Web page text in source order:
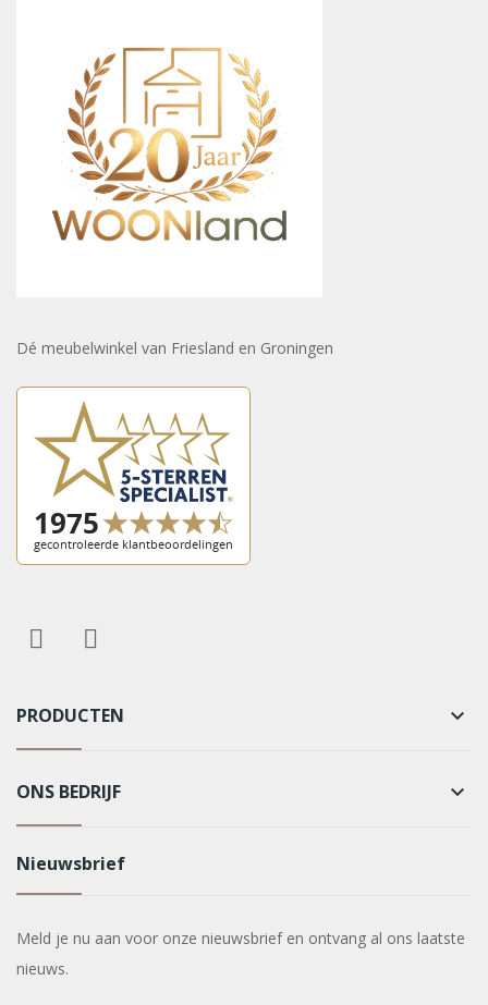
Dé meubelwinkel van Friesland en Groningen
PRODUCTEN keyboard_arrow_down
ONS BEDRIJF keyboard_arrow_down
Nieuwsbrief
Meld je nu aan voor onze nieuwsbrief en ontvang al ons laatste
nieuws.